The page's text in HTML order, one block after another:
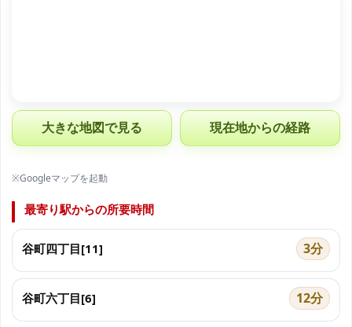
大きな地図で見る 現在地からの経路
※Googleマップを起動
最寄り駅からの所要時間
谷町四丁目[11] 3分
谷町六丁目[6] 12分